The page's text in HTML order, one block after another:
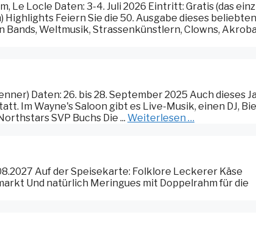
Le Locle Daten: 3-4. Juli 2026 Eintritt: Gratis (das
Feiern Sie die 50. Ausgabe dieses beliebten
Bands, Weltmusik, Strassenkünstlern, Clowns,
Daten: 26. bis 28. September 2025 Auch dieses
Im Wayne's Saloon gibt es Live-Musik, einen DJ,
SVP Buchs Die ... Weiterlesen …
Auf der Speisekarte: Folklore Leckerer Käse
Und natürlich Meringues mit Doppelrahm für die